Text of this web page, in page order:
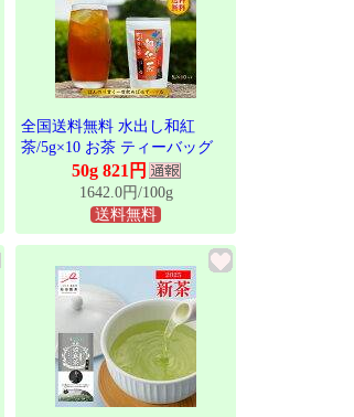
全国送料無料 水出し和紅
茶/5g×10 お茶 ティーバッグ
日本茶 茨城県産 猿島茶 さし
ま茶 片付け簡単 ラクラク お
湯出しも美味しいから1年中お
飲みいただけます ティーパッ
50g 821円
1642.0円/100g
送料無料